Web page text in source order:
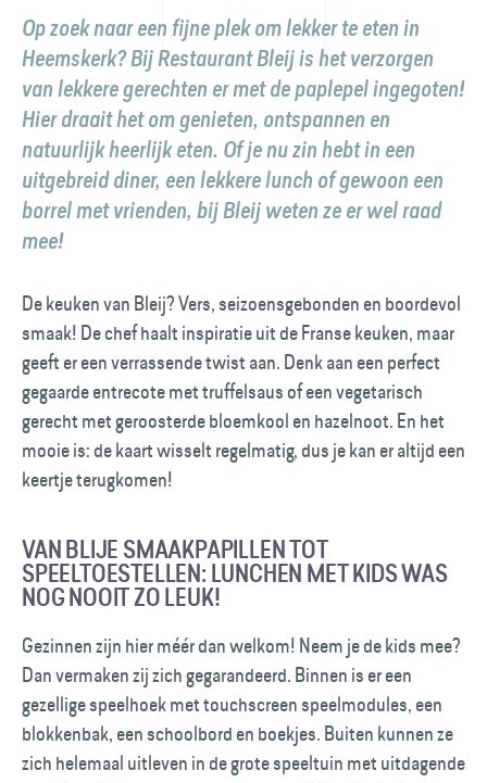
Op zoek naar een fijne plek om lekker te eten in
Heemskerk? Bij Restaurant Bleij is het verzorgen
van lekkere gerechten er met de paplepel ingegoten!
Hier draait het om genieten, ontspannen en
natuurlijk heerlijk eten. Of je nu zin hebt in een
uitgebreid diner, een lekkere lunch of gewoon een
borrel met vrienden, bij Bleij weten ze er wel raad
mee!
De keuken van Bleij? Vers, seizoensgebonden en boordevol
smaak! De chef haalt inspiratie uit de Franse keuken, maar
geeft er een verrassende twist aan. Denk aan een perfect
gegaarde entrecote met truffelsaus of een vegetarisch
gerecht met geroosterde bloemkool en hazelnoot. En het
mooie is: de kaart wisselt regelmatig, dus je kan er altijd een
keertje terugkomen!
VAN BLIJE SMAAKPAPILLEN TOT
SPEELTOESTELLEN: LUNCHEN MET KIDS WAS
NOG NOOIT ZO LEUK!
Gezinnen zijn hier méér dan welkom! Neem je de kids mee?
Dan vermaken zij zich gegarandeerd. Binnen is er een
gezellige speelhoek met touchscreen speelmodules, een
blokkenbak, een schoolbord en boekjes. Buiten kunnen ze
zich helemaal uitleven in de grote speeltuin met uitdagende